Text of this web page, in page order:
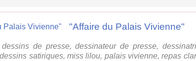
"Affaire du Palais Vivienne"
de presse, dessinateur de presse,
satiriques, miss lilou, palais vivienne, repas